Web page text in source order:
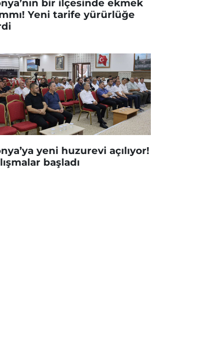
bir ilçesinde ekmek
Yeni tarife yürürlüğe
yeni huzurevi açılıyor!
başladı